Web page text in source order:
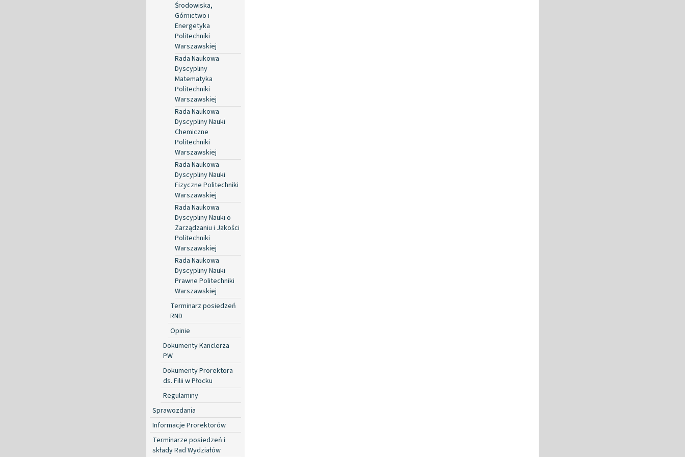
Środowiska,
Górnictwo i
Energetyka
Politechniki
Warszawskiej
Rada Naukowa
Dyscypliny
Matematyka
Politechniki
Warszawskiej
Rada Naukowa
Dyscypliny Nauki
Chemiczne
Politechniki
Warszawskiej
Rada Naukowa
Dyscypliny Nauki
Fizyczne Politechniki
Warszawskiej
Rada Naukowa
Dyscypliny Nauki o
Zarządzaniu i Jakości
Politechniki
Warszawskiej
Rada Naukowa
Dyscypliny Nauki
Prawne Politechniki
Warszawskiej
Terminarz posiedzeń
RND
Opinie
Dokumenty Kanclerza
PW
Dokumenty Prorektora
ds. Filii w Płocku
Regulaminy
Sprawozdania
Informacje Prorektorów
Terminarze posiedzeń i
składy Rad Wydziałów